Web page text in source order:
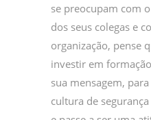
se preocupam com
dos seus colegas e
organização, pense
investir em
sua mensagem,
cultura de